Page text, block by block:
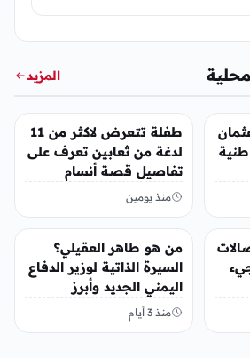
المزيد
أخبار محلية
طفلة تتعرض لاكثر من 11
لدغة من ثعابين تعرف على
تفاصيل قصة أنسام
العريقي
منذ يومين
أخبار محلية
من هو طاهر العقيلي؟
السيرة الذاتية لوزير الدفاع
اليمني الجديد وأبرز
مناصبه
منذ 3 أيام